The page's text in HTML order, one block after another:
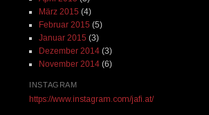
März 2015 (4)
Februar 2015 (5)
Januar 2015 (3)
Dezember 2014(3)
November 2014(6)
INSTAGRAM
https://www.instagram.com/jafi.at/